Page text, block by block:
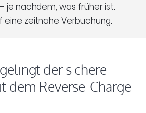
je nachdem, was früher ist.
eine zeitnahe Verbuchung.
der sichere
dem Reverse-Charge-